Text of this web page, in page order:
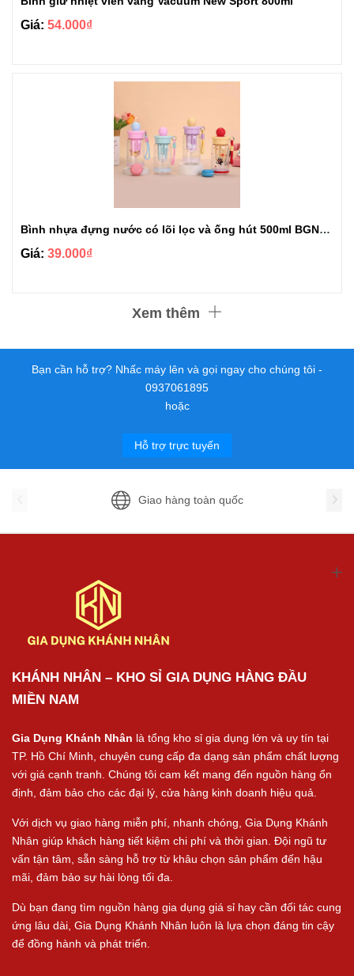
Giá: 54.000₫
Bình nhựa đựng nước có lõi lọc và ống hút 500ml BGN513
Giá: 39.000₫
Xem thêm
Bạn cần hỗ trợ? Nhấc máy lên và gọi ngay cho chúng tôi -
0937061895
hoặc
Hỗ trợ trực tuyến
Giao hàng toàn quốc
KHÁNH NHÂN – KHO SỈ GIA DỤNG HÀNG ĐẦU
MIỀN NAM
Gia Dụng Khánh Nhân là tổng kho sỉ gia dụng lớn và uy tín tại
TP. Hồ Chí Minh, chuyên cung cấp đa dạng sản phẩm chất lượng
với giá cạnh tranh. Chúng tôi cam kết mang đến nguồn hàng ổn
định, đảm bảo cho các đại lý, cửa hàng kinh doanh hiệu quả.
Với dịch vụ giao hàng miễn phí, nhanh chóng, Gia Dụng Khánh
Nhân giúp khách hàng tiết kiệm chi phí và thời gian. Đội ngũ tư
vấn tận tâm, sẵn sàng hỗ trợ từ khâu chọn sản phẩm đến hậu
mãi, đảm bảo sự hài lòng tối đa.
Dù bạn đang tìm nguồn hàng gia dụng giá sỉ hay cần đối tác cung
ứng lâu dài, Gia Dụng Khánh Nhân luôn là lựa chọn đáng tin cậy
để đồng hành và phát triển.